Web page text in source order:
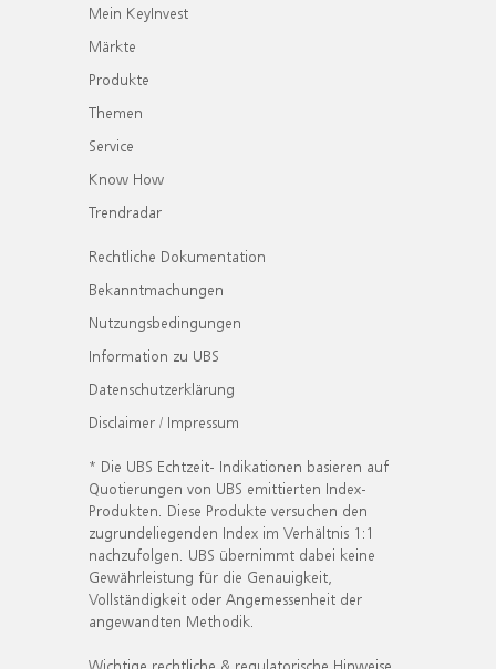
Mein KeyInvest
Märkte
Produkte
Themen
Service
Know How
Trendradar
Rechtliche Dokumentation
Bekanntmachungen
Nutzungsbedingungen
Information zu UBS
Datenschutzerklärung
Disclaimer / Impressum
* Die UBS Echtzeit- Indikationen basieren auf
Quotierungen von UBS emittierten Index-
Produkten. Diese Produkte versuchen den
zugrundeliegenden Index im Verhältnis 1:1
nachzufolgen. UBS übernimmt dabei keine
Gewährleistung für die Genauigkeit,
Vollständigkeit oder Angemessenheit der
angewandten Methodik.